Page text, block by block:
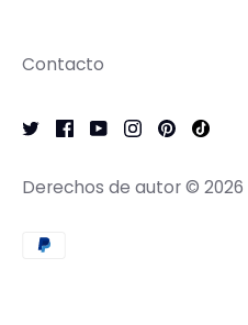
Contacto
Derechos de autor © 2026